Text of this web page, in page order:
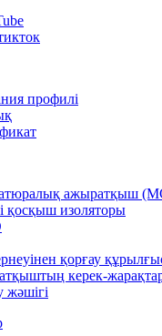
профилі
ажыратқыш
қосқыш изоляторы
қорғау
керек-
жәшігі